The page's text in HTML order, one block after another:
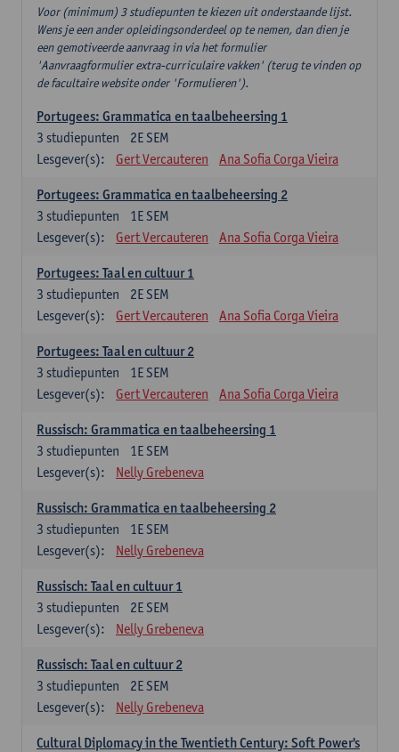
Voor (minimum) 3 studiepunten te kiezen uit onderstaande lijst.
Wens je een ander opleidingsonderdeel op te nemen, dan dien je
een gemotiveerde aanvraag in via het formulier
'Aanvraagformulier extra-curriculaire vakken' (terug te vinden op
de facultaire website onder 'Formulieren').
Portugees: Grammatica en taalbeheersing 1
2E SEM
3 studiepunten
Lesgever(s):
Gert Vercauteren Ana Sofia Corga Vieira
Portugees: Grammatica en taalbeheersing 2
1E SEM
3 studiepunten
Lesgever(s):
Gert Vercauteren Ana Sofia Corga Vieira
Portugees: Taal en cultuur 1
2E SEM
3 studiepunten
Lesgever(s):
Gert Vercauteren Ana Sofia Corga Vieira
Portugees: Taal en cultuur 2
1E SEM
3 studiepunten
Lesgever(s):
Gert Vercauteren Ana Sofia Corga Vieira
Russisch: Grammatica en taalbeheersing 1
1E SEM
3 studiepunten
Lesgever(s):
Nelly Grebeneva
Russisch: Grammatica en taalbeheersing 2
1E SEM
3 studiepunten
Lesgever(s):
Nelly Grebeneva
Russisch: Taal en cultuur 1
2E SEM
3 studiepunten
Lesgever(s):
Nelly Grebeneva
Russisch: Taal en cultuur 2
2E SEM
3 studiepunten
Lesgever(s):
Nelly Grebeneva
Cultural Diplomacy in the Twentieth Century: Soft Power's